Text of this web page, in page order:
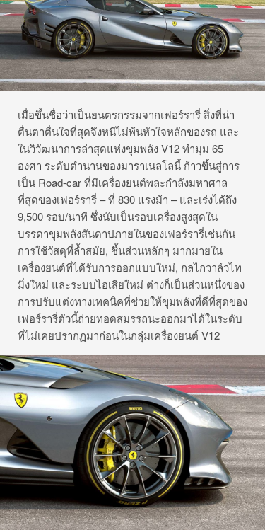
เมื่อขึ้นชื่อว่าเป็นยนตรกรรมจากเฟอร์รารี่ สิ่งที่น่า
ตื่นตาตื่นใจที่สุดจึงหนีไม่พ้นหัวใจหลักของรถ และ
ในวิวัฒนาการล่าสุดแห่งขุมพลัง V12 ทำมุม 65
องศา ระดับตำนานของมาราเนลโลนี้ ก้าวขึ้นสู่การ
เป็น Road-car ที่มีเครื่องยนต์พละกำลังมหาศาล
ที่สุดของเฟอร์รารี่ – ที่ 830 แรงม้า – และเร่งได้ถึง
9,500 รอบ/นาที ซึ่งนับเป็นรอบเครื่องสูงสุดใน
บรรดาขุมพลังสันดาปภายในของเฟอร์รารี่เช่นกัน
การใช้วัสดุที่ล้ำสมัย, ชิ้นส่วนหลักๆ มากมายใน
เครื่องยนต์ที่ได้รับการออกแบบใหม่, กลไกวาล์วไท
มิ่งใหม่ และระบบไอเสียใหม่ ต่างก็เป็นส่วนหนึ่งของ
การปรับแต่งทางเทคนิคที่ช่วยให้ขุมพลังที่ดีที่สุดของ
เฟอร์รารี่ตัวนี้ถ่ายทอดสมรรถนะออกมาได้ในระดับ
ที่ไม่เคยปรากฏมาก่อนในกลุ่มเครื่องยนต์ V12